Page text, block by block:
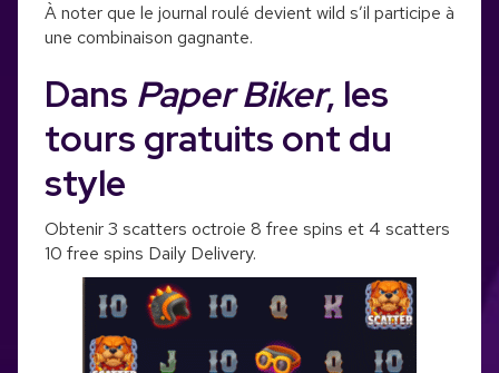
À noter que le journal roulé devient wild s’il participe à
une combinaison gagnante.
Dans Paper Biker, les
tours gratuits ont du
style
Obtenir 3 scatters octroie 8 free spins et 4 scatters
10 free spins Daily Delivery.